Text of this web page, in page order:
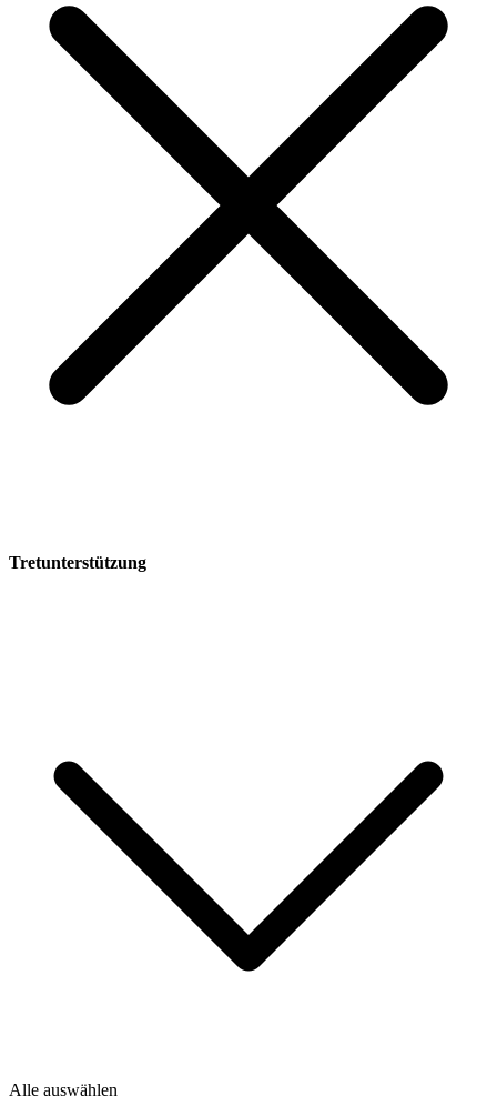
Tretunterstützung
Alle auswählen